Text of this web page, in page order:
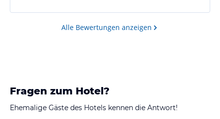
Alle Bewertungen anzeigen
Fragen zum Hotel?
Ehemalige Gäste des Hotels kennen die Antwort!